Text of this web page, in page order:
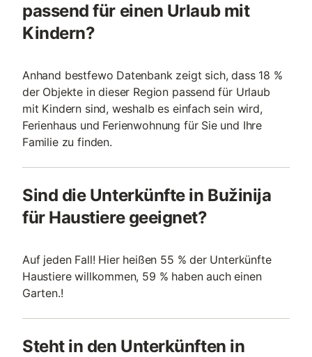
passend für einen Urlaub mit
Kindern?
Anhand bestfewo Datenbank zeigt sich, dass 18 %
der Objekte in dieser Region passend für Urlaub
mit Kindern sind, weshalb es einfach sein wird,
Ferienhaus und Ferienwohnung für Sie und Ihre
Familie zu finden.
Sind die Unterkünfte in Bužinija
für Haustiere geeignet?
Auf jeden Fall! Hier heißen 55 % der Unterkünfte
Haustiere willkommen, 59 % haben auch einen
Garten.!
Steht in den Unterkünften in